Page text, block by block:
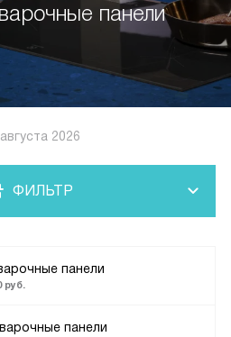
панели
2026
панели
руб.
панели
ФИЛЬТР